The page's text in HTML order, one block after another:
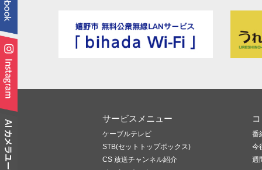
サービスメニュー
ケーブルテレビ
STB(セットトップボックス)
CS 放送チャンネル紹介
番
今
週